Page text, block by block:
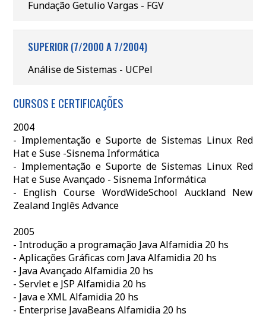
Fundação Getulio Vargas - FGV
SUPERIOR (7/2000 A 7/2004)
Análise de Sistemas - UCPel
CURSOS E CERTIFICAÇÕES
2004
- Implementação e Suporte de Sistemas Linux Red
Hat e Suse -Sisnema Informática
- Implementação e Suporte de Sistemas Linux Red
Hat e Suse Avançado - Sisnema Informática
- English Course WordWideSchool Auckland New
Zealand Inglês Advance
2005
- Introdução a programação Java Alfamidia 20 hs
- Aplicações Gráficas com Java Alfamidia 20 hs
- Java Avançado Alfamidia 20 hs
- Servlet e JSP Alfamidia 20 hs
- Java e XML Alfamidia 20 hs
- Enterprise JavaBeans Alfamidia 20 hs